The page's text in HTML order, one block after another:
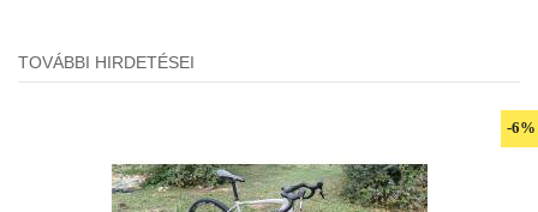
TOVÁBBI HIRDETÉSEI
-6%